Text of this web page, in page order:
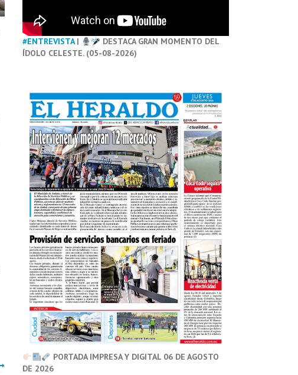
#ENTREVISTA|
DESTACA GRAN MOMENTO DEL
ÍDOLO CELESTE. (05-08-2026)
PORTADA IMPRESA Y DIGITAL 06 DE AGOSTO
DE 2026